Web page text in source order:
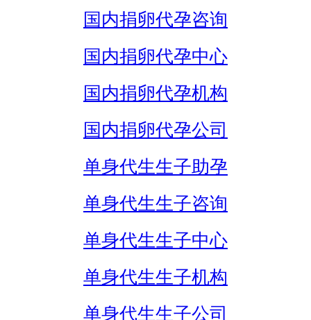
国内捐卵代孕咨询
国内捐卵代孕中心
国内捐卵代孕机构
国内捐卵代孕公司
单身代生生子助孕
单身代生生子咨询
单身代生生子中心
单身代生生子机构
单身代生生子公司